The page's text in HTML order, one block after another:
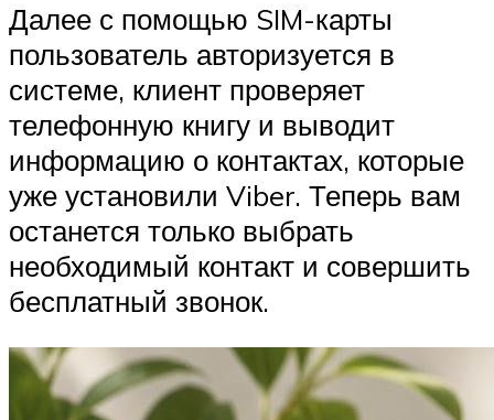
Далее с помощью SIM-карты
пользователь авторизуется в
системе, клиент проверяет
телефонную книгу и выводит
информацию о контактах, которые
уже установили Viber. Теперь вам
останется только выбрать
необходимый контакт и совершить
бесплатный звонок.